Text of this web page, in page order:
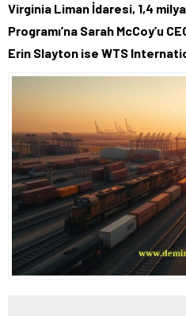
Virginia Liman İdaresi, 1,4
Programı’na Sarah McCoy’u
Erin Slayton ise WTS